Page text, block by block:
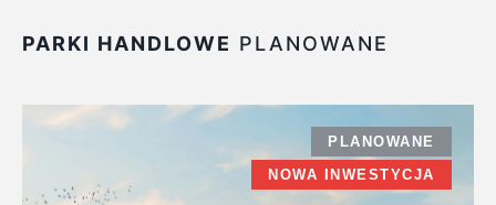
PARKI HANDLOWE PLANOWANE
PLANOWANE
NOWA INWESTYCJA